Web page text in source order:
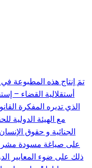
أستقلالية القضاء –
الذي تديره المفكرة
مع الهيئة الدولية
الجنائية و حقوق
على صياغة مسودة
ذلك على ضوء المعايير